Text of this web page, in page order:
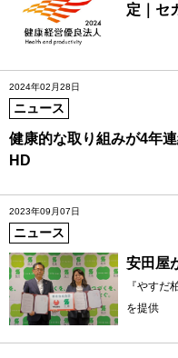
定｜セ
2024年02月28日
ニュース
健康的な取り組みが4年
HD
2023年09月07日
ニュース
安田屋
『やすだ
を提供